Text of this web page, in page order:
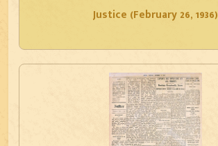
Justice (February 26, 1936)